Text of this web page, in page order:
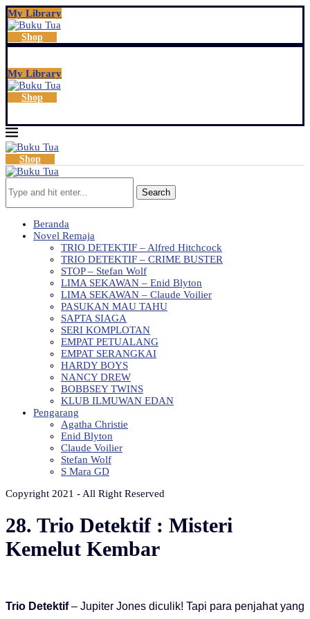
My Library
Shop
My Library
Shop
Shop
Search
Beranda
Novel Remaja
TRIO DETEKTIF – Alfred Hitchcock
TRIO DETEKTIF – CRIME BUSTER
STOP – Stefan Wolf
LIMA SEKAWAN – Enid Blyton
LIMA SEKAWAN – Claude Voilier
PASUKAN MAU TAHU
SAPTA SIAGA
SERI KOMPLOTAN
EMPAT PETUALANG
EMPAT SERANGKAI
HARDY BOYS
NANCY DREW
BOBBSEY TWINS
KLUB ILMUWAN EDAN
Pengarang
Agatha Christie
Enid Blyton
Claude Voilier
Stefan Wolf
S Mara GD
Copyright 2021 - All Right Reserved
28. Trio Detektif : Misteri
Kemelut Kembar
Trio Detektif– Jupiter Jones diculik! Tapi para penjahat yang